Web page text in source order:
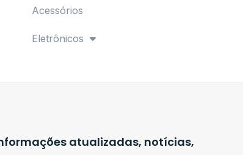
Acessórios
Eletrônicos
atualizadas, notícias,